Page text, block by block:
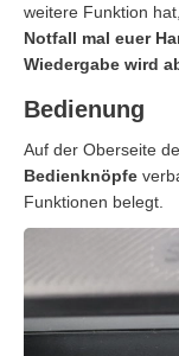
weitere Funktion
Notfall mal euer
Wiedergabe wird
Bedienung
Auf der Oberseite
Bedienknöpfe
Funktionen belegt.